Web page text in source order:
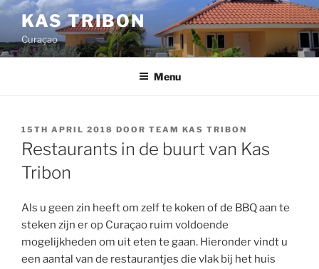
Ga
de
inhoud
KAS TRIBON
Curaçao
Menu
GEPLAATST
OP
15TH APRIL 2018 DOOR TEAM KAS TRIBON
Restaurants in de buurt van Kas
Tribon
Als u geen zin heeft om zelf te koken of de BBQ aan te
steken zijn er op Curaçao ruim voldoende
mogelijkheden om uit eten te gaan. Hieronder vindt u
een aantal van de restaurantjes die vlak bij het huis